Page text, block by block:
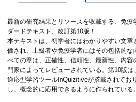
最新の研究結果とリソースを収載する、免疫
ダードテキスト、改訂第10版！
本テキストは、初学者にはわかりやすい文章
価され、上級者や免疫学者にはその包括的な
べての章は、正確性、信頼性、最新性、内容
門家によってレビューされている。第10版
適応型学習ツールInQuizitiveが搭載されてお
し、概念的に応用できるように作られている。